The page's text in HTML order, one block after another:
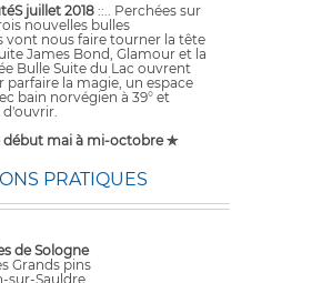
juillet 2018 ::.. Perchées sur
nouvelles bulles
vont nous faire tourner la tête
James Bond, Glamour et la
Bulle Suite du Lac ouvrent
parfaire la magie, un espace
bain norvégien à 39° et
début mai à mi-octobre ✯
PRATIQUES
de Sologne
Grands pins
sur-Sauldre